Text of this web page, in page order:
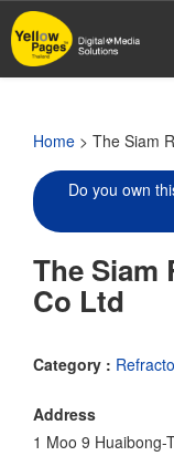
Skip
to
main
Home > The Siam
Do you own
The
Co Ltd
Category :
Address
1 Moo 9